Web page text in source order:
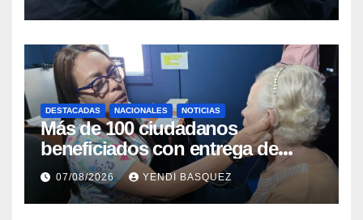
DESTACADAS NACIONALES NOTICIAS
Más de 100 ciudadanos
beneficiados con entrega de
prótesis auditivas en el Centro de
Rehabilitación J.J. Arvelo
07/08/2026 YENDI BASQUEZ